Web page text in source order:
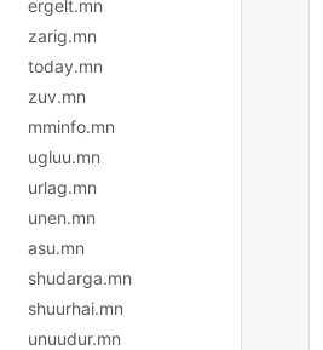
ergelt.mn
zarig.mn
today.mn
zuv.mn
mminfo.mn
ugluu.mn
urlag.mn
unen.mn
asu.mn
shudarga.mn
shuurhai.mn
unuudur.mn